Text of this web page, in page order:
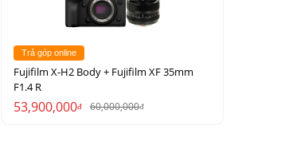
Trả góp online
Fujifilm X-H2 Body + Fujifilm XF 35mm
F1.4 R
53,900,000đ 60,000,000đ